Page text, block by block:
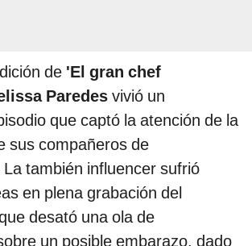
de 'El gran chef
Paredes vivió un
que captó la atención de la
sus compañeros de
también influencer sufrió
en plena grabación del
desató una ola de
un posible embarazo, dado